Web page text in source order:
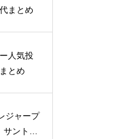
まとめ
人気投
とめ
ジャープ
サントピ